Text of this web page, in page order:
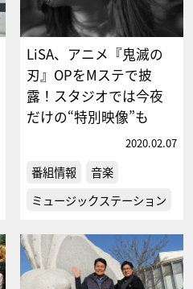
LiSA、アニメ『鬼滅の
刃』OPをMステで披
露！スタジオでは今夜
だけの“特別映像”も
2020.02.07
番組情報
音楽
ミュージックステーション